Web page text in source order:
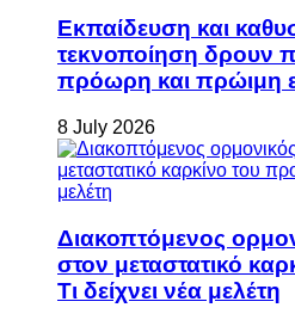
Εκπαίδευση και
τεκνοποίηση δρουν
πρόωρη και πρώιμη
8 July 2026
Διακοπτόμενος
στον μεταστατικό
Τι δείχνει νέα μελέτη